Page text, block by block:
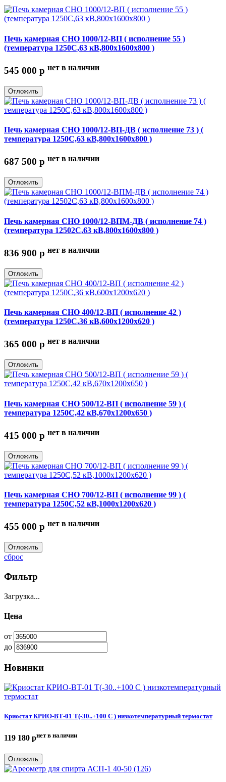
Печь камерная СНО 1000/12-ВП ( исполнение 55 )
(температура 1250С,63 кВ,800х1600х800 )
545 000 p нет в наличии
Отложить
Печь камерная СНО 1000/12-ВП-ДВ ( исполнение 73 ) (
температура 1250С,63 кВ,800х1600х800 )
687 500 p нет в наличии
Отложить
Печь камерная СНО 1000/12-ВПМ-ДВ ( исполнение 74 )
(температура 12502С,63 кВ,800х1600х800 )
836 900 p нет в наличии
Отложить
Печь камерная СНО 400/12-ВП ( исполнение 42 )
(температура 1250С,36 кВ,600х1200х620 )
365 000 p нет в наличии
Отложить
Печь камерная СНО 500/12-ВП ( исполнение 59 ) (
температура 1250С,42 кВ,670х1200х650 )
415 000 p нет в наличии
Отложить
Печь камерная СНО 700/12-ВП ( исполнение 99 ) (
температура 1250С,52 кВ,1000х1200х620 )
455 000 p нет в наличии
Отложить
сброс
Фильтр
Загрузка...
Цена
от
до
Новинки
Криостат КРИО-ВТ-01 Т(-30..+100 С ) низкотемпературный термостат
119 180 pнет в наличии
Отложить